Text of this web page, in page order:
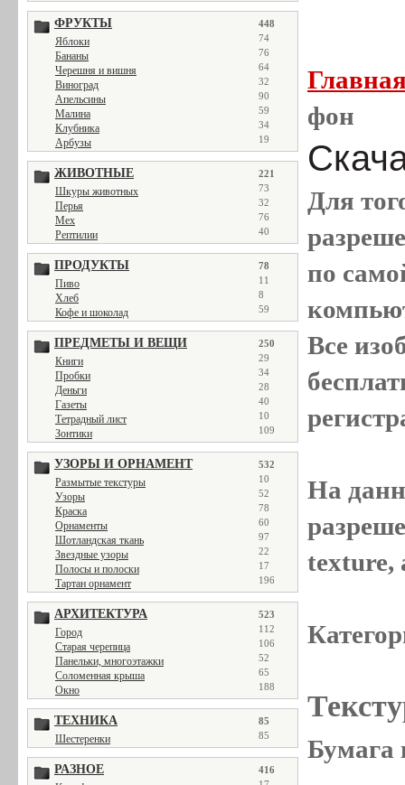
ФРУКТЫ 448
Яблоки 74
Бананы 76
Черешня и вишня 64
Виноград 32
Апельсины 90
Малина 59
Клубника 34
Арбузы 19
ЖИВОТНЫЕ 221
Шкуры животных 73
Перья 32
Мех 76
Рептилии 40
ПРОДУКТЫ 78
Пиво 11
Хлеб 8
Кофе и шоколад 59
ПРЕДМЕТЫ И ВЕЩИ 250
Книги 29
Пробки 34
Деньги 28
Газеты 40
Тетрадный лист 10
Зонтики 109
УЗОРЫ И ОРНАМЕНТ 532
Размытые текстуры 10
Узоры 52
Краска 78
Орнаменты 60
Шотландская ткань 97
Звездные узоры 22
Полосы и полоски 17
Тартан орнамент 196
АРХИТЕКТУРА 523
Город 112
Старая черепица 106
Панельки, многоэтажки 52
Соломенная крыша 65
Окно 188
ТЕХНИКА 85
Шестеренки 85
РАЗНОЕ 416
фон
Для
по
Все
На
texture,
Бумага